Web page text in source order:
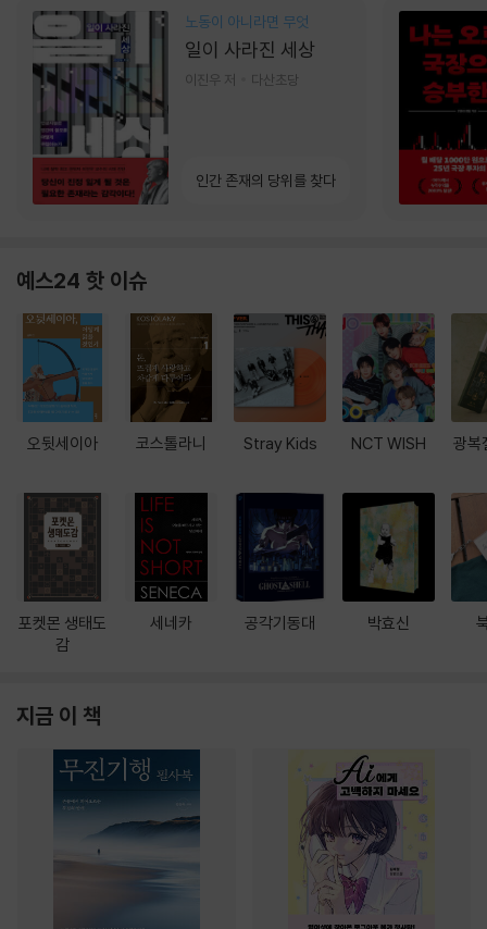
노동이 아니라면 무엇
일이 사라진 세상
이진우 저 다산초당
인간 존재의 당위를 찾다
예스24 핫 이슈
오뒷세이아
포켓몬 생태도
감
코스톨라니
세네카
Stray Kids
공각기동대
NCT WISH
박효신
광복
지금 이 책